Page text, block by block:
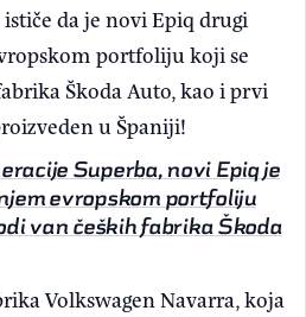
da je novi Epiq drugi
portfoliju koji se
Škoda Auto, kao i prvi
u Španiji!
Superba, novi Epiq je
evropskom portfoliju
van čeških fabrika Škoda
Volkswagen Navarra, koja